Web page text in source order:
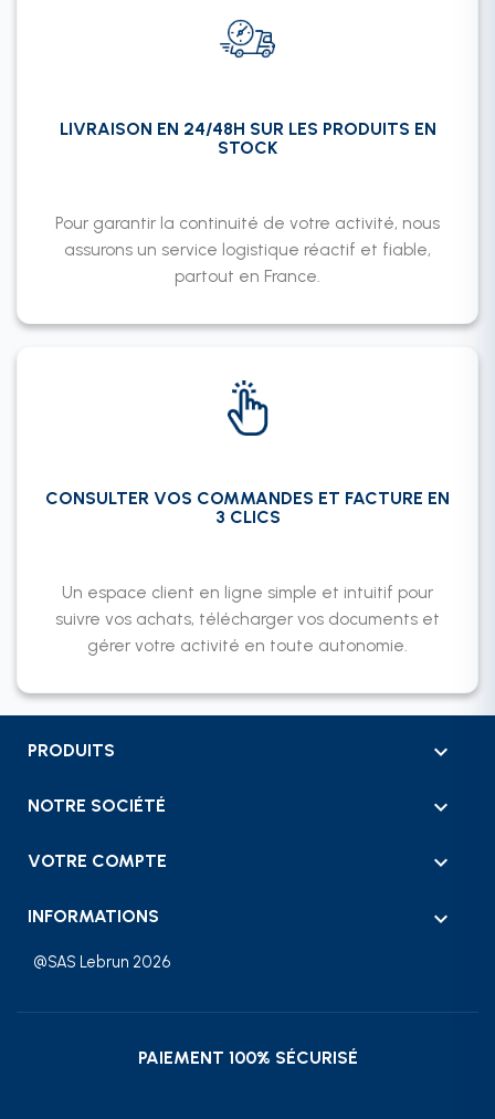
LIVRAISON EN 24/48H SUR LES PRODUITS EN
STOCK
Pour garantir la continuité de votre activité, nous
assurons un service logistique réactif et fiable,
partout en France.
CONSULTER VOS COMMANDES ET FACTURE EN
3 CLICS
Un espace client en ligne simple et intuitif pour
suivre vos achats, télécharger vos documents et
gérer votre activité en toute autonomie.
PRODUITS 
NOTRE SOCIÉTÉ 
VOTRE COMPTE 
INFORMATIONS keyboard_arrow_down
@SAS Lebrun 2026
PAIEMENT 100% SÉCURISÉ